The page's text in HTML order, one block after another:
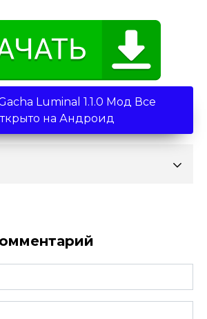
Luminal 1.1.0 Мод Все
на Андроид